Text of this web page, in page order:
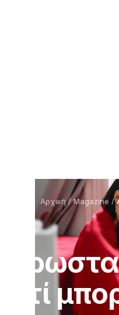
Αρχική/Magazine /
γιατί